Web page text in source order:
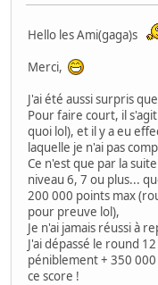
Hello les Ami(gaga)s
Merci,
J'ai été aussi surpris
Pour faire court, il
quoi lol), et il y a eu
laquelle je n'ai pas
Ce n'est que par la
niveau 6, 7 ou plus...
200 000 points max
pour preuve lol),
Je n'ai jamais réussi à
J'ai dépassé le round
péniblement + 350
ce score !